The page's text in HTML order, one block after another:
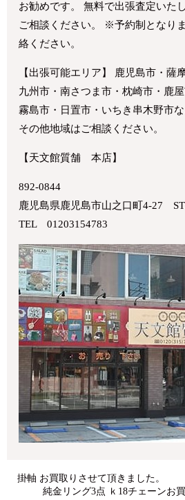
お勧めです。 無料で出張査定いた
ご相談ください。 ※予約制となり
絡ください。
【出張可能エリア】 鹿児島市・薩
九州市・南さつま市・枕崎市・鹿
霧島市・日置市・いちき串木野市
その他地域はご相談ください。
【天文館質舗 本店】
892-0844
鹿児島県鹿児島市山之口町4-27
TEL 01203154783
掛軸 お買取りさせて頂きました。
純金リング3点 ｋ18チェーンお